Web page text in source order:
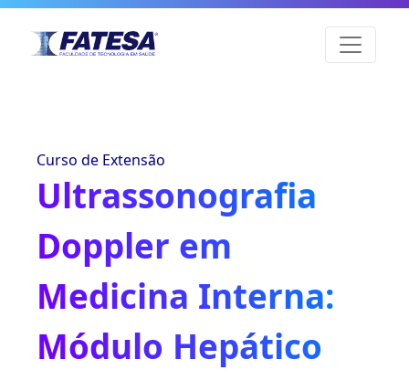
Curso de Extensão
Ultrassonografia
Doppler em
Medicina Interna:
Módulo Hepático